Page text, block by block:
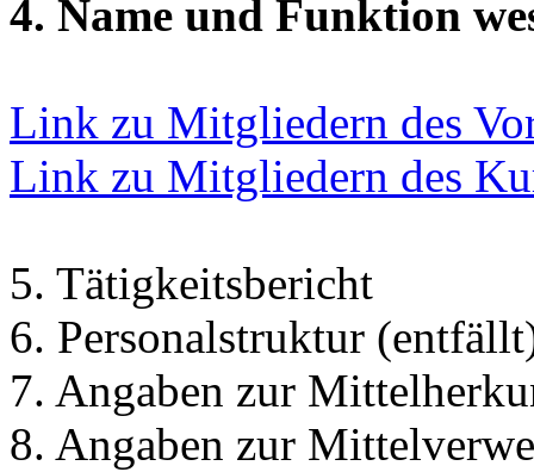
4. Name und Funktion
Link zu Mitgliedern des
Link zu Mitgliedern des
5. Tätigkeitsbericht
6. Personalstruktur
7. Angaben zur
8. Angaben zur